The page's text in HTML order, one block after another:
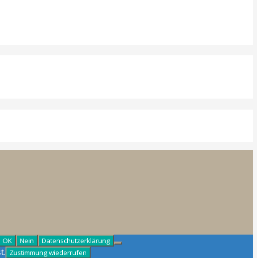
OK Nein Datenschutzerklärung
Zustimmung wiederrufen